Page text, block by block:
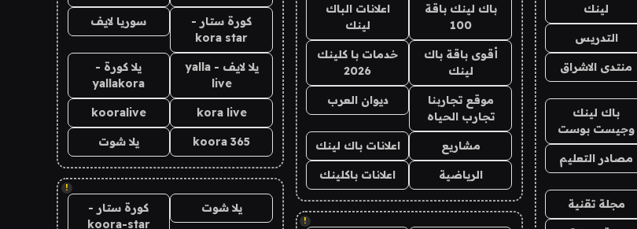
لينك
التدريس
منتدى الاشراق
باك لينك
وجيست بوست
مصادر التعليم
مجلة تقنية
باك لينك باقة
100
اعلانات الباك
لينك
أقوى باقة باك
لينك
خدمات با كلينك
2026
موقع تجاربنا
تجارب الحياه
ديوان العرب
مشاريع اعلانات باك لينك
الرياضية اعلانات باكلينك
!
كورة ستار -
kora star
سوريا لايف
يلا لايف - yalla
live
يلا كورة -
yallakora
kora live
kooralive
koora 365 يلا شوت
!
يلا شوت
كورة ستار -
koora-star